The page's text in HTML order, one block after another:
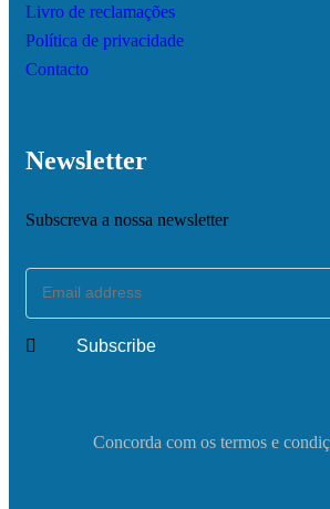
Livro de reclamações
Política de privacidade
Contacto
Newsletter
Subscreva a nossa newsletter
Concorda com os termos e